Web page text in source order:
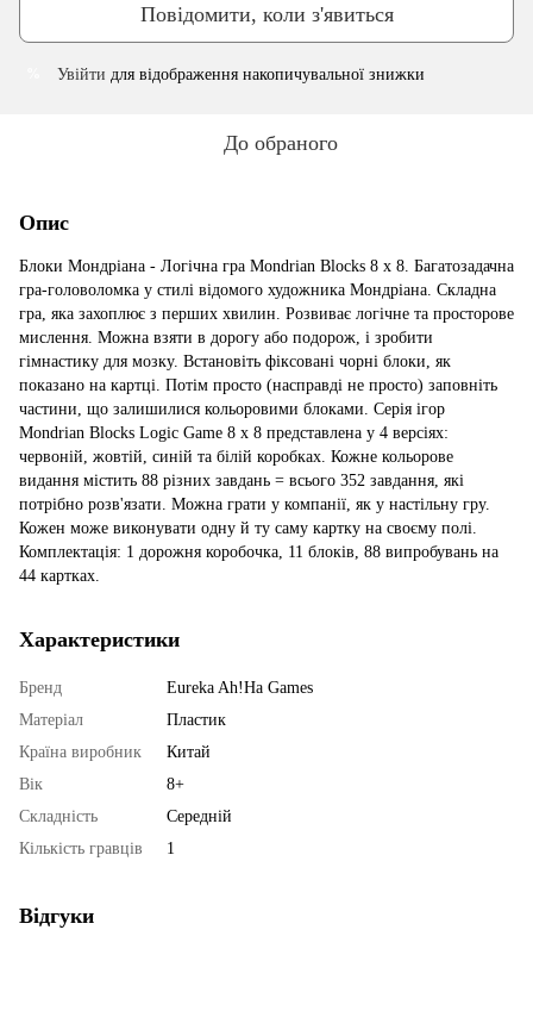
Повідомити, коли з'явиться
Увійти для відображення накопичувальної знижки
До обраного
Опис
Блоки Мондріана - Логічна гра Mondrian Blocks 8 x 8. Багатозадачна
гра-головоломка у стилі відомого художника Мондріана. Складна
гра, яка захоплює з перших хвилин. Розвиває логічне та просторове
мислення. Можна взяти в дорогу або подорож, і зробити
гімнастику для мозку. Встановіть фіксовані чорні блоки, як
показано на картці. Потім просто (насправді не просто) заповніть
частини, що залишилися кольоровими блоками. Серія ігор
Mondrian Blocks Logic Game 8 x 8 представлена ​​у 4 версіях:
червоній, жовтій, синій та білій коробках. Кожне кольорове
видання містить 88 різних завдань = всього 352 завдання, які
потрібно розв'язати. Можна грати у компанії, як у настільну гру.
Кожен може виконувати одну й ту саму картку на своєму полі.
Комплектація: 1 дорожня коробочка, 11 блоків, 88 випробувань на
44 картках.
Характеристики
Бренд
Eureka Ah!Ha Games
Матеріал
Пластик
Країна виробник
Китай
Вік
8+
Складність
Середній
Кількість гравців
1
Відгуки